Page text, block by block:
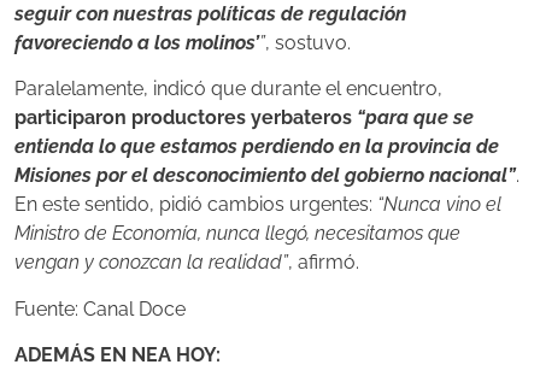
seguir con nuestras políticas de regulación
favoreciendo a los molinos’”, sostuvo.
Paralelamente, indicó que durante el encuentro,
participaron productores yerbateros “para que se
entienda lo que estamos perdiendo en la provincia de
Misiones por el desconocimiento del gobierno nacional”.
En este sentido, pidió cambios urgentes: “Nunca vino el
Ministro de Economía, nunca llegó, necesitamos que
vengan y conozcan la realidad”, afirmó.
Fuente: Canal Doce
ADEMÁS EN NEA HOY: